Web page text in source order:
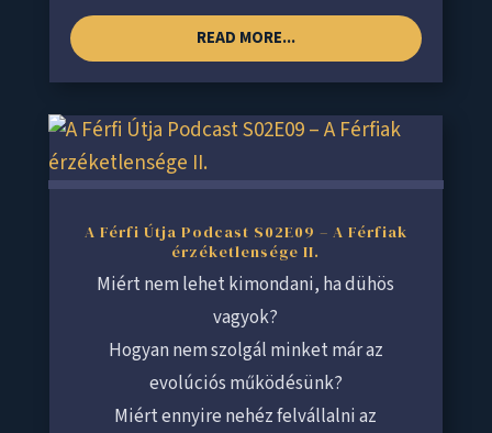
READ MORE...
A Férfi Útja Podcast S02E09 – A Férfiak
érzéketlensége II.
Miért nem lehet kimondani, ha dühös
vagyok?
Hogyan nem szolgál minket már az
evolúciós működésünk?
Miért ennyire nehéz felvállalni az